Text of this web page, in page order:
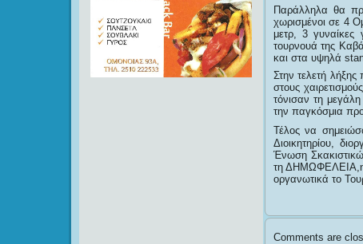
Παράλληλα θα
χωρισμένοι σε 4
μετρ, 3 γυναίκες
τουρνουά της
και στα υψηλά
Στην τελετή λήξης
στους
τόνισαν τη
την παγκόσμια
Τέλος να
Διοικητηρίου,
Ένωση
τη ΔΗΜΩΦΕΛΕΙΑ,η
οργανωτικά το
Comments are